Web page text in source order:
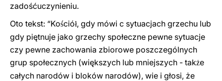
zadośćuczynieniu.
Oto tekst: “Kościół, gdy mówi c sytuacjach grzechu lub
gdy piętnuje jako grzechy społeczne pewne sytuacje
czy pewne zachowania zbiorowe poszczególnych
grup społecznych (większych lub mniejszych - także
całych narodów i bloków narodów), wie i głosi, że